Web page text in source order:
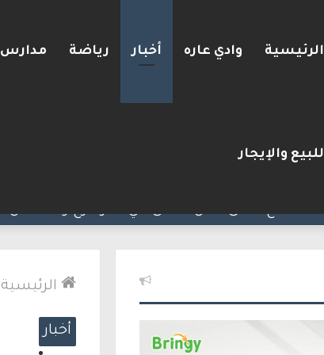
الرئيسية وادي عاره أخبار رياضة مدارس
للبيع والإيجار
مصرع الفتى محمد جمعة القرناوي (17 عامًا) في حادث سير مروّع في عرعرة النقب
الرئيسية
أخبار